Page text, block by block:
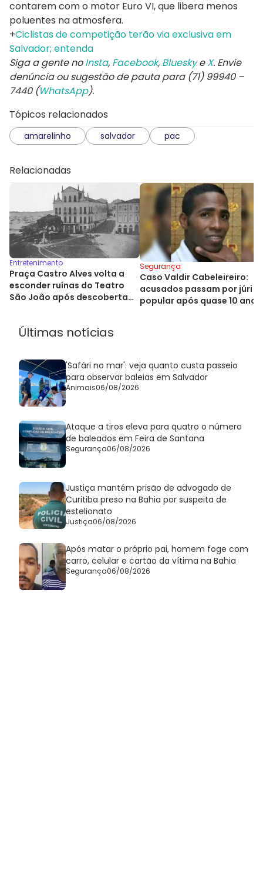
contarem com o motor Euro VI, que libera menos
poluentes na atmosfera.
+Ciclistas de competição terão via exclusiva em
Salvador; entenda
Siga a gente noInsta, Facebook, BlueskyeX. Envie
denúncia ou sugestão de pauta para (71) 99940 –
7440 (WhatsApp).
Tópicos relacionados
amarelinho salvador pac
Relacionadas
Entretenimento
Praça Castro Alves volta a
esconder ruínas do Teatro
São João após descoberta
Segurança
Caso Valdir Cabeleireiro:
acusados passam por júri
popular após quase 10 anos
Últimas notícias
'Safári no mar': veja quanto custa passeio
para observar baleias em Salvador
Animais06/08/2026
Ataque a tiros eleva para quatro o número
de baleados em Feira de Santana
Segurança06/08/2026
Justiça mantém prisão de advogado de
Curitiba preso na Bahia por suspeita de
estelionato
Justiça06/08/2026
Após matar o próprio pai, homem foge com
carro, celular e cartão da vítima na Bahia
Segurança06/08/2026